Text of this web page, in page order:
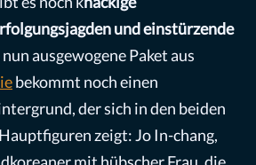
und einstürzende
nun ausgewogene Paket aus
bekommt noch einen
der sich in den beiden
zeigt: Jo In-chang,